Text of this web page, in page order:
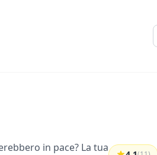
in pace? La tua